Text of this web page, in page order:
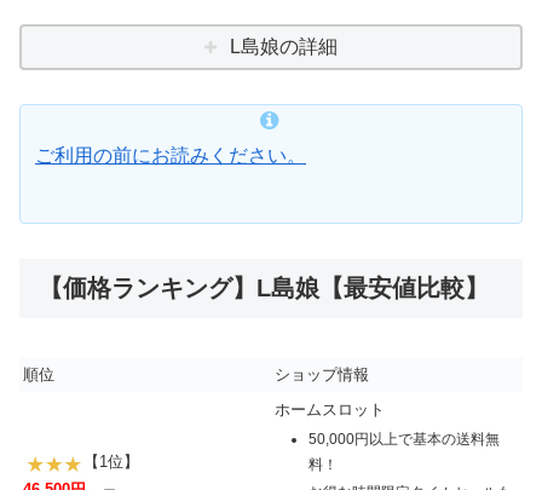
L島娘の詳細
ご利用の前にお読みください。
【価格ランキング】L島娘【最安値比較】
順位 ショップ情報
【1位】
ホームスロット
50,000円以上で基本の送料無
料！